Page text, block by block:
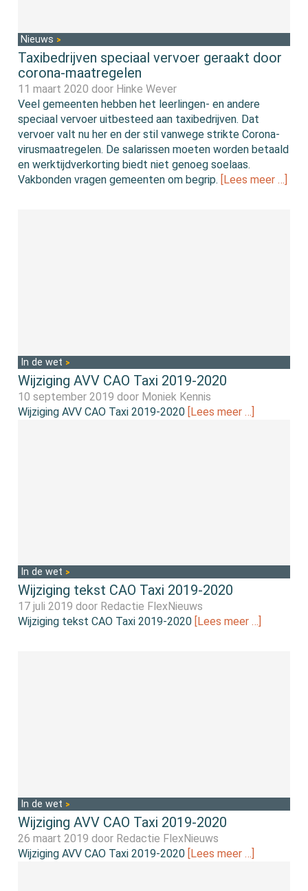
Nieuws
Taxibedrijven speciaal vervoer geraakt door
corona-maatregelen
11 maart 2020 door Hinke Wever
Veel gemeenten hebben het leerlingen- en andere
speciaal vervoer uitbesteed aan taxibedrijven. Dat
vervoer valt nu her en der stil vanwege strikte Corona-
virusmaatregelen. De salarissen moeten worden betaald
en werktijdverkorting biedt niet genoeg soelaas.
Vakbonden vragen gemeenten om begrip. [Lees meer …]
In de wet
Wijziging AVV CAO Taxi 2019-2020
10 september 2019 door Moniek Kennis
Wijziging AVV CAO Taxi 2019-2020 [Lees meer …]
In de wet
Wijziging tekst CAO Taxi 2019-2020
17 juli 2019 door Redactie FlexNieuws
Wijziging tekst CAO Taxi 2019-2020 [Lees meer …]
In de wet
Wijziging AVV CAO Taxi 2019-2020
26 maart 2019 door Redactie FlexNieuws
Wijziging AVV CAO Taxi 2019-2020 [Lees meer …]